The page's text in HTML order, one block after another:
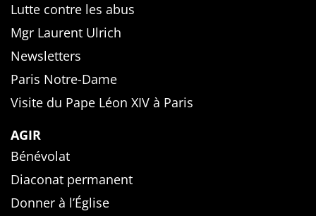
Lutte contre les abus
Mgr Laurent Ulrich
Newsletters
Paris Notre-Dame
Visite du Pape Léon XIV à Paris
AGIR
Bénévolat
Diaconat permanent
Donner à l’Église